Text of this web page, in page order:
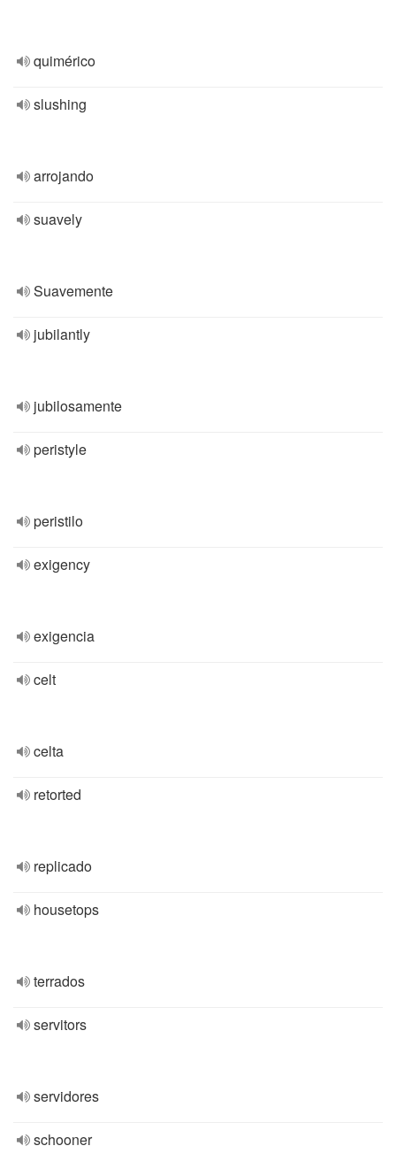
quimérico
slushing
arrojando
suavely
Suavemente
jubilantly
jubilosamente
peristyle
peristilo
exigency
exigencia
celt
celta
retorted
replicado
housetops
terrados
servitors
servidores
schooner